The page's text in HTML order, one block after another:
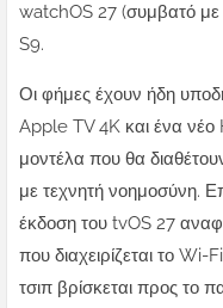
watchOS 27 (συμβατό με
S9.
Οι φήμες έχουν ήδη
Apple TV 4K και ένα νέο
μοντέλα που θα
με τεχνητή νοημοσύνη.
έκδοση του tvOS 27
που διαχειρίζεται το
τσιπ βρίσκεται προς το